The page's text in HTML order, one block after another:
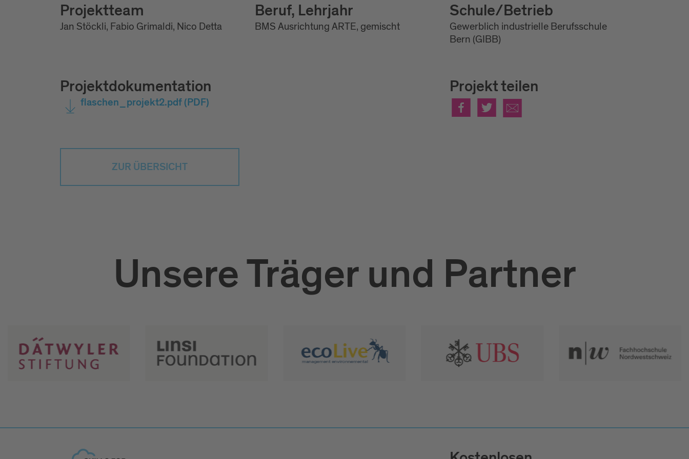
Projektteam
Jan Stöckli, Fabio Grimaldi, Nico Detta
Beruf, Lehrjahr
BMS Ausrichtung ARTE, gemischt
Schule/Betrieb
Gewerblich industrielle Berufsschule
Bern (GIBB)
Projektdokumentation
flaschen_projekt2.pdf(PDF)
Projekt teilen
ZUR ÜBERSICHT
Unsere Träger und Partner